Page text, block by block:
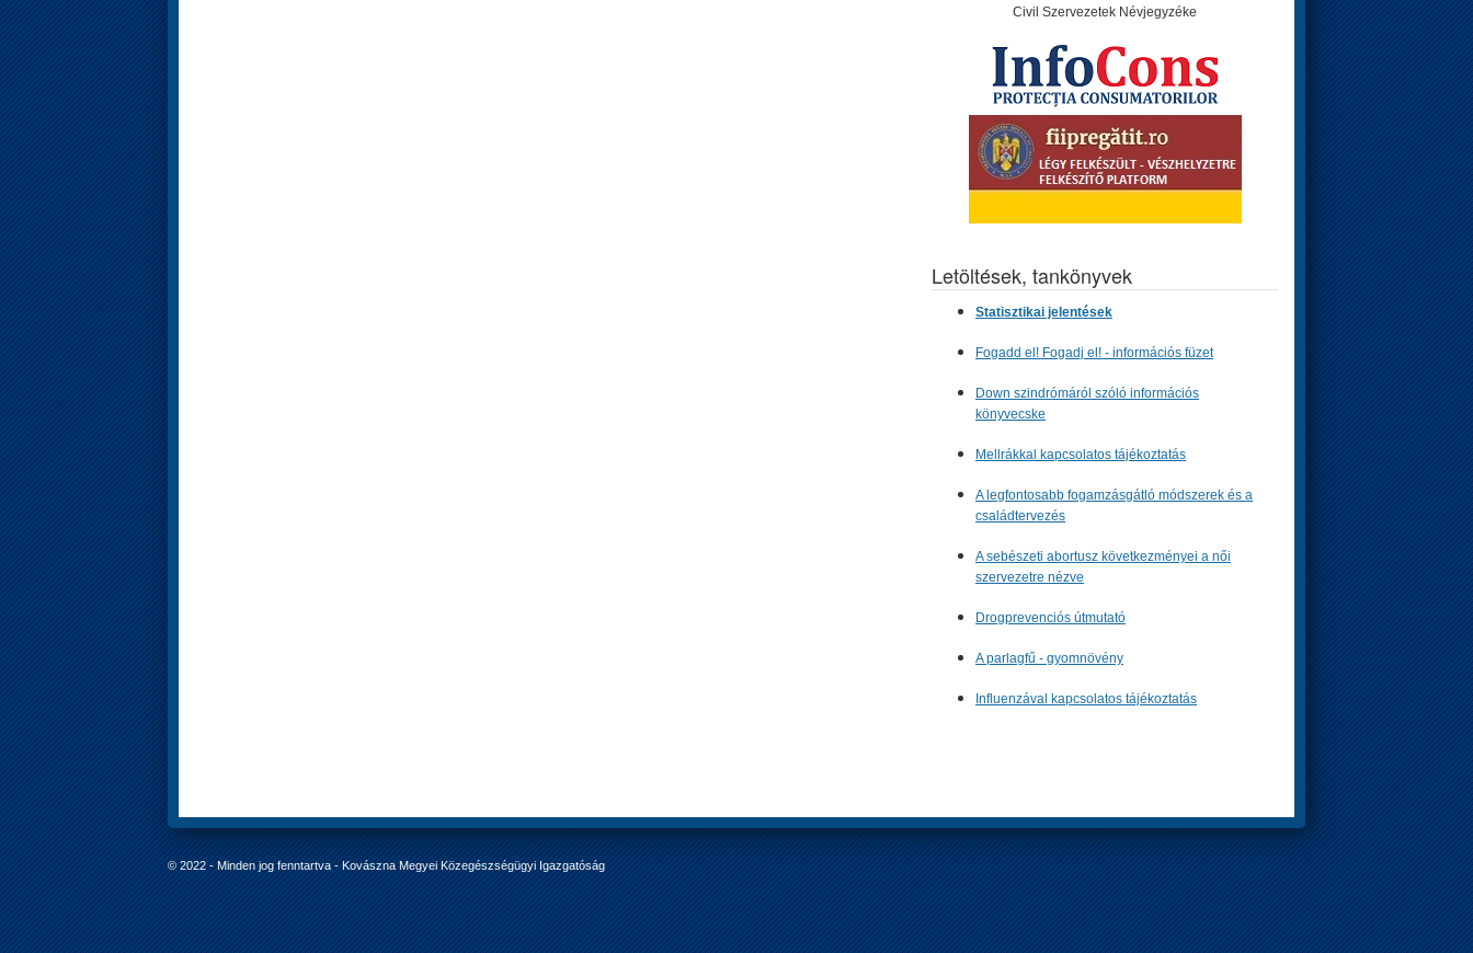
Civil Szervezetek Névjegyzéke
Letöltések, tankönyvek
Statisztikai jelentések
Fogadd el! Fogadj el! - információs füzet
Down szindrómáról szóló információs
könyvecske
Mellrákkal kapcsolatos tájékoztatás
A legfontosabb fogamzásgátló módszerek és a
családtervezés
A sebészeti abortusz következményei a női
szervezetre nézve
Drogprevenciós útmutató
A parlagfű - gyomnövény
Influenzával kapcsolatos tájékoztatás
© 2022 - Minden jog fenntartva - Kovászna Megyei Közegészségügyi Igazgatóság